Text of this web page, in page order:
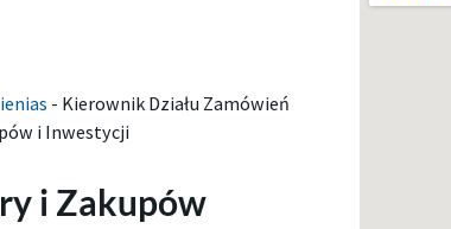
- Kierownik Działu Zamówień
i Inwestycji
i Zakupów